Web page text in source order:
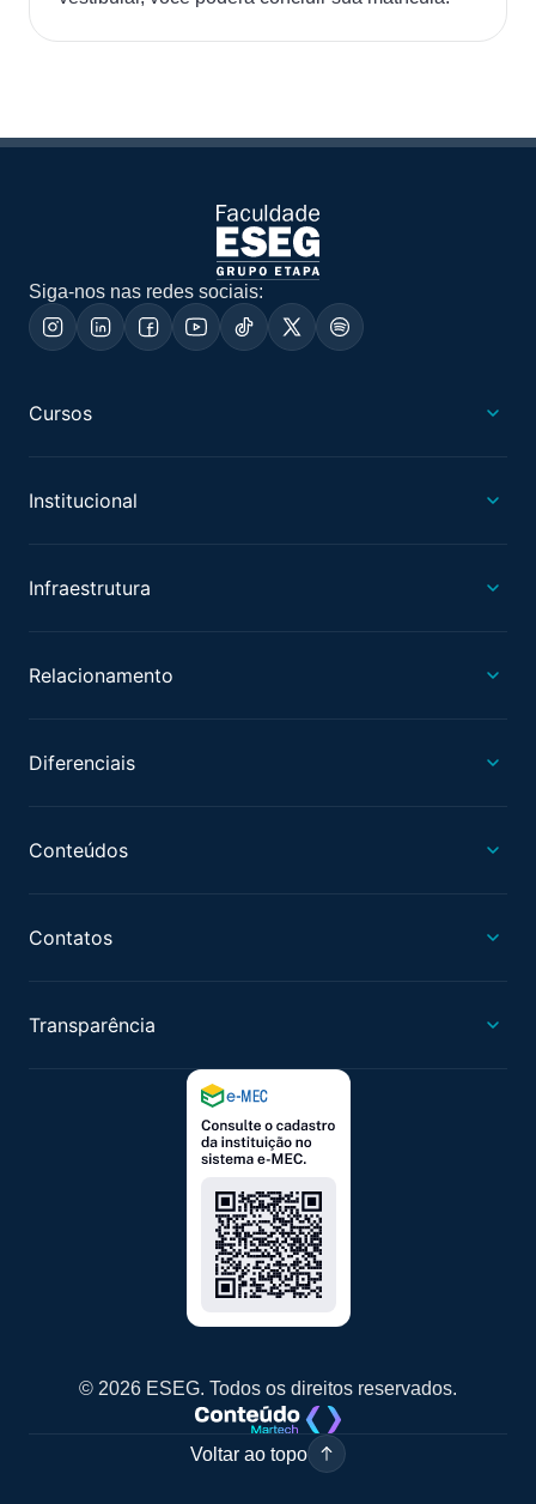
Siga-nos nas redes sociais:
Cursos
Institucional
Infraestrutura
Relacionamento
Diferenciais
Conteúdos
Contatos
Transparência
© 2026 ESEG. Todos os direitos reservados.
Voltar ao topo